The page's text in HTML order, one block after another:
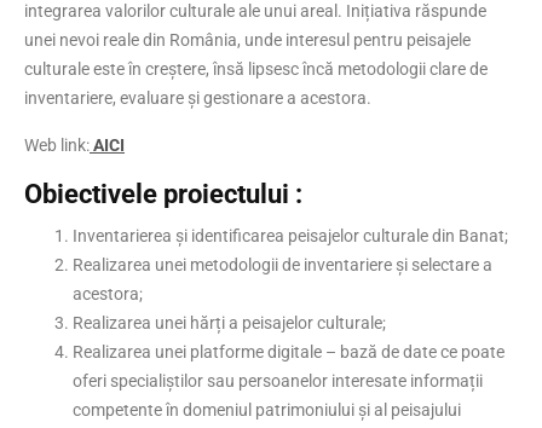
integrarea valorilor culturale ale unui areal. Inițiativa răspunde
unei nevoi reale din România, unde interesul pentru peisajele
culturale este în creștere, însă lipsesc încă metodologii clare de
inventariere, evaluare și gestionare a acestora.
Web link:AICI
Obiectivele proiectului :
Inventarierea și identificarea peisajelor culturale din Banat;
Realizarea unei metodologii de inventariere și selectare a
acestora;
Realizarea unei hărți a peisajelor culturale;
Realizarea unei platforme digitale – bază de date ce poate
oferi specialiștilor sau persoanelor interesate informații
competente în domeniul patrimoniului și al peisajului